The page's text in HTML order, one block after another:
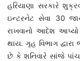
હરિયાણા સરકારે
ઇન્ટરનેટ સેવા 30
રાખવાનો આદેશ
થાય. ગૃહ વિભાગ
છે કે શનિવારે સાંજે